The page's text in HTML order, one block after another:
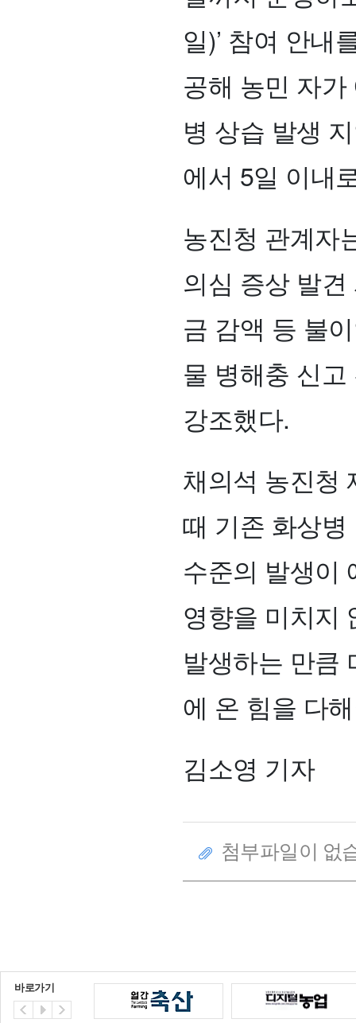
일)’ 참여 안내
공해 농민 자
병 상습 발생
에서 5일 이내
농진청 관계자
의심 증상 발
금 감액 등 불
물 병해충 신
강조했다.
채의석 농진청
때 기존 화상
수준의 발생이
영향을 미치지
발생하는 만큼
에 온 힘을 다
김소영 기자
첨부파일이 없
바로가기